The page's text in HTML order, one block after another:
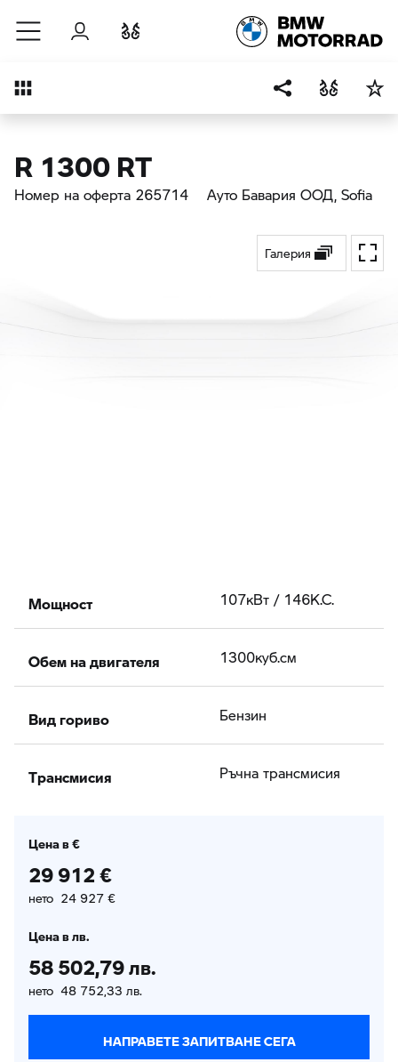
Към основното съдържание
Вход
Преглед
R 1300 RT
Номер на оферта 265714 Ауто Бавария ООД, Sofia
Галерия
Мощност 107кВт / 146К.С.
Обем на двигателя 1300куб.cм
Вид гориво Бензин
Tрансмисия Ръчна трансмисия
Цена в €
29 912 €
нето 24 927 €
Цена в лв.
58 502,79 лв.
нето 48 752,33 лв.
НАПРАВЕТЕ ЗАПИТВАНЕ СЕГА